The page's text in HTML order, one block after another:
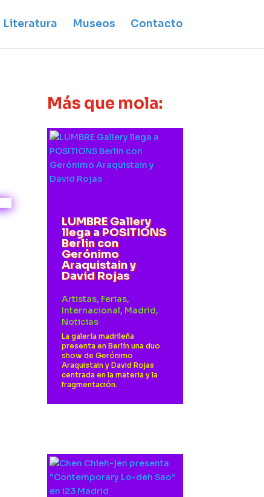
Literatura Museos Contacto
Más que mola:
LUMBRE Gallery
llega a POSITIONS
Berlin con
Gerónimo
Araquistain y
David Rojas
Artistas, Ferias,
Internacional, Madrid,
Noticias
La galería madrileña
presenta en Berlín una duo
show de Gerónimo
Araquistain y David Rojas
centrada en la materia y la
fragmentación.